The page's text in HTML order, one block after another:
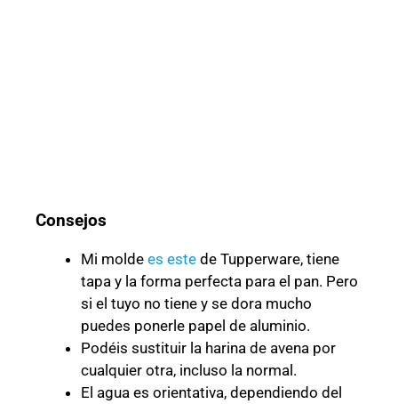
Consejos
Mi molde es este de Tupperware, tiene
tapa y la forma perfecta para el pan. Pero
si el tuyo no tiene y se dora mucho
puedes ponerle papel de aluminio.
Podéis sustituir la harina de avena por
cualquier otra, incluso la normal.
El agua es orientativa, dependiendo del